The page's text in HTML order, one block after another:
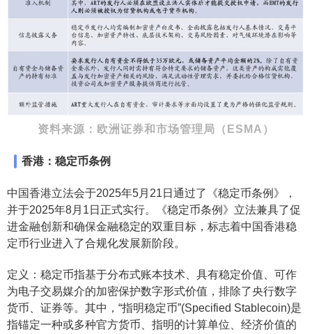
资料来源：欧洲证券和市场管理局（ESMA）
香港：稳定币条例
中国香港立法会于2025年5月21日通过了《稳定币条例》，
并于2025年8月1日正式实行。《稳定币条例》立法兼具了促
进金融创新和确保金融稳定的双重目标，标志着中国香港稳
定币行业进入了合规化发展新阶段。
定义：稳定币指基于分布式账本技术、具有稳定价值、可作
为电子交易媒介的加密保护数字形式价值，排除了央行数字
货币、证券等。其中，“指明稳定币”(Specified Stablecoin)是
指锚定一种或多种官方货币、指明的计算单位、经济价值的